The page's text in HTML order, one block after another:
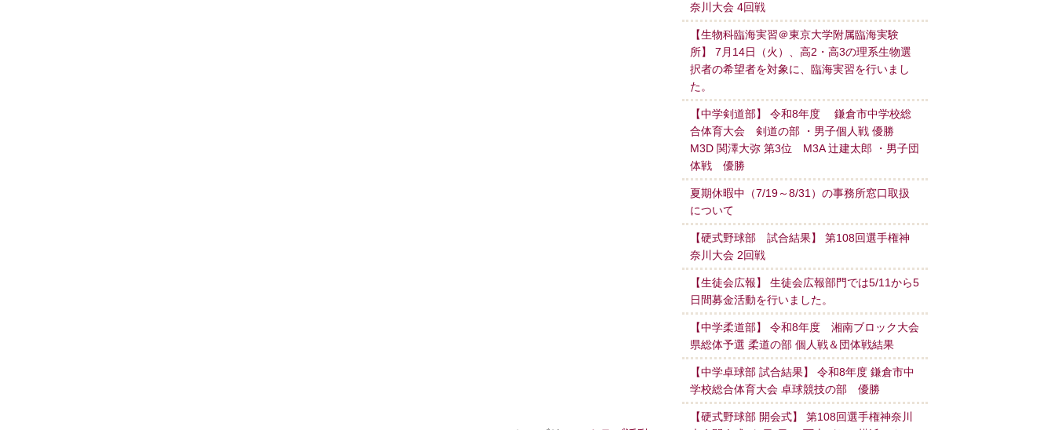
奈川大会 4回戦
【生物科臨海実習＠東京大学附属臨海実験
所】 7月14日（火）、高2・高3の理系生物選
択者の希望者を対象に、臨海実習を行いまし
た。
【中学剣道部】 令和8年度 鎌倉市中学校総
合体育大会 剣道の部 ・男子個人戦 優勝
M3D 関澤大弥 第3位 M3A 辻建太郎 ・男子団
体戦 優勝
夏期休暇中（7/19～8/31）の事務所窓口取扱
について
【硬式野球部 試合結果】 第108回選手権神
奈川大会 2回戦
【生徒会広報】 生徒会広報部門では5/11から5
日間募金活動を行いました。
【中学柔道部】 令和8年度 湘南ブロック大会
県総体予選 柔道の部 個人戦＆団体戦結果
【中学卓球部 試合結果】 令和8年度 鎌倉市中
学校総合体育大会 卓球競技の部 優勝
【硬式野球部 開会式】 第108回選手権神奈川